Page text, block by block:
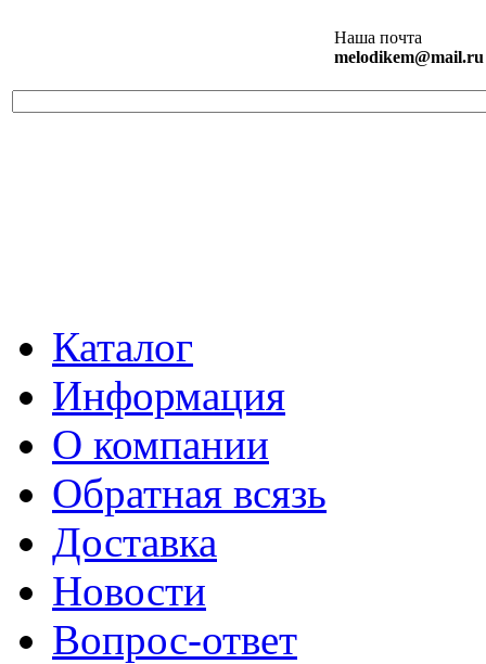
Наша почта
melodikem@mail.ru
Каталог
Информация
О компании
Обратная всязь
Доставка
Новости
Вопрос-ответ